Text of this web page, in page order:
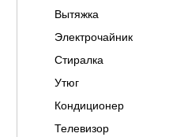
Вытяжка
Электрочайник
Стиралка
Утюг
Кондиционер
Телевизор